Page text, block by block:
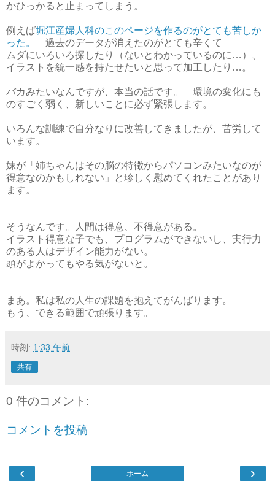
かひっかると止まってしまう。
例えば堀江産婦人科のこのページを作るのがとても苦しか
った。
過去のデータが消えたのがとても辛くて
ムダにいろいろ探したり（ないとわかっているのに…）、
イラストを統一感を持たせたいと思って加工したり…。
バカみたいなんですが、本当の話です。 環境の変化にも
のすごく弱く、新しいことに必ず緊張します。
いろんな訓練で自分なりに改善してきましたが、苦労して
います。
妹が「姉ちゃんはその脳の特徴からパソコンみたいなのが
得意なのかもしれない」と珍しく慰めてくれたことがあり
ます。
そうなんです。人間は得意、不得意がある。
イラスト得意な子でも、プログラムができないし、実行力
のある人はデザイン能力がない。
頭がよかってもやる気がないと。
まあ。私は私の人生の課題を抱えてがんばります。
もう、できる範囲で頑張ります。
時刻: 1:33 午前
共有
0 件のコメント:
コメントを投稿
‹ ›
ホーム